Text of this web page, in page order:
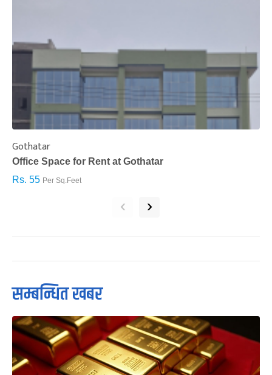
Gothatar
Office Space for Rent at Gothatar
Rs. 55 Per Sq.Feet
‹ ›
सम्बन्धित खबर